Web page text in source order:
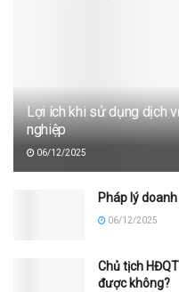
Lợi ích khi sử dụng dịch
nghiệp
06/12/2025
Pháp lý
06/12/2025
Chủ tịch
được không?